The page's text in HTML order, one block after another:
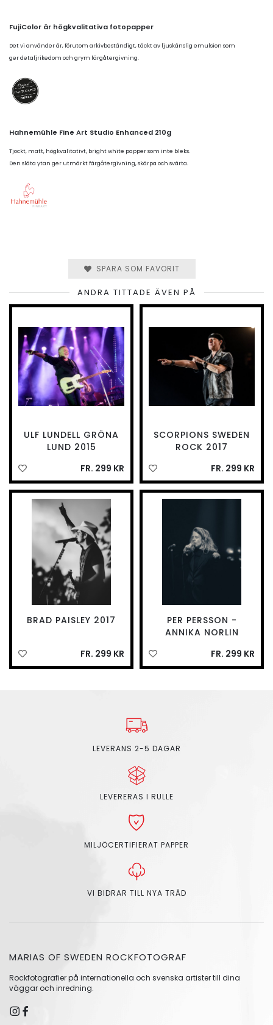
FujiColor är högkvalitativa fotopapper
Det vi använder är, förutom arkivbeständigt, täckt av ljuskänslig emulsion som
ger detaljrikedom och grym färgåtergivning.
Hahnemühle Fine Art Studio Enhanced 210g
Tjockt, matt, högkvalitativt, bright white papper som inte bleks.
Den släta ytan ger utmärkt färgåtergivning, skärpa och svärta.
SPARA SOM FAVORIT
ANDRA TITTADE ÄVEN PÅ
ULF LUNDELL GRÖNA
LUND 2015
FR. 299 KR
SCORPIONS SWEDEN
ROCK 2017
FR. 299 KR
BRAD PAISLEY 2017
FR. 299 KR
PER PERSSON -
ANNIKA NORLIN
FR. 299 KR
LEVERANS 2-5 DAGAR
LEVERERAS I RULLE
MILJÖCERTIFIERAT PAPPER
VI BIDRAR TILL NYA TRÄD
MARIAS OF SWEDEN ROCKFOTOGRAF
Rockfotografier på internationella och svenska artister till dina
väggar och inredning.